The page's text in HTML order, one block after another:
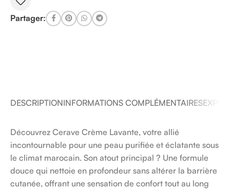
Partager:
DESCRIPTIONINFORMATIONS COMPLÉMENTAIRES
Découvrez Cerave Crème Lavante, votre allié
incontournable pour une peau purifiée et éclatante sous
le climat marocain. Son atout principal ? Une formule
douce qui nettoie en profondeur sans altérer la barrière
cutanée, offrant une sensation de confort tout au long